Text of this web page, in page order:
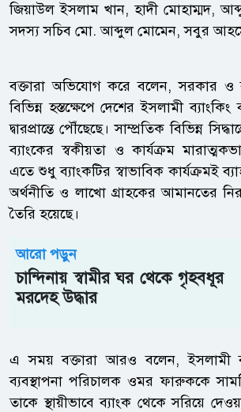
জিয়াউল ইসলাম খান, হাদী মোহাম্মদ,
সদস্য সচিব মো. আব্দুল মোমেন, সবুর
বক্তারা অভিযোগ করে বলেন, সরকার ও
বিভিন্ন হস্তক্ষেপে দেশের ইসলামী
দ্বারপ্রান্তে পৌঁছেছে। সাম্প্রতিক বিভিন্ন
ব্যাংকের স্বকীয়তা ও কার্যক্রম
এতে শুধু ব্যাংকটির স্বাভাবিক কার্যক্রমই
অর্থনীতি ও লাখো গ্রাহকের আমানতের
তৈরি হয়েছে।
আরো পড়ুন
চান্দিনায় স্বামীর ঘর থেকে গৃহবধূর
মরদেহ উদ্ধার
এ সময় বক্তারা আরও বলেন, ইসলামী
ব্যবস্থাপনা পরিচালক ওমর ফারুককে
তাকে স্থায়ীভাবে ব্যাংক থেকে সরিয়ে